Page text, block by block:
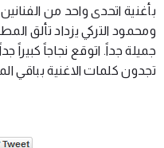
بأغنية اتحدى واحد من
ومحمود التركي يزداد تألق
جميلة جداً. اتوقع نجاجاً كبيراً
تجدون كلمات الاغنية بباقي